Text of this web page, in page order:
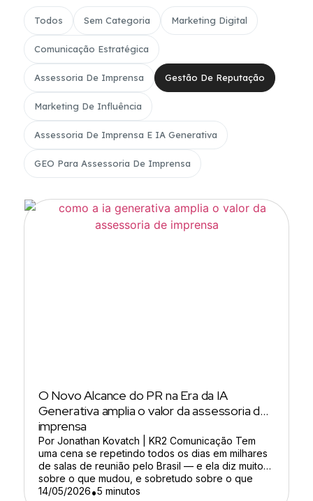
Todos Sem Categoria Marketing Digital
Comunicação Estratégica
Assessoria De Imprensa Gestão De Reputação
Marketing De Influência
Assessoria De Imprensa E IA Generativa
GEO Para Assessoria De Imprensa
O Novo Alcance do PR na Era da IA
Generativa amplia o valor da assessoria de
imprensa
Por Jonathan Kovatch | KR2 Comunicação Tem
uma cena se repetindo todos os dias em milhares
de salas de reunião pelo Brasil — e ela diz muito
sobre o que mudou, e sobretudo sobre o que
NÃO mudou, na comunicação corporativa em
14/05/2026•5 minutos